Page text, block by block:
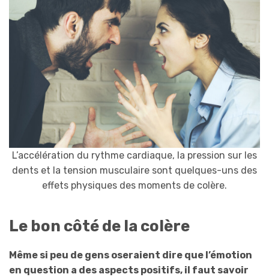
L’accélération du rythme cardiaque, la pression sur les
dents et la tension musculaire sont quelques-uns des
effets physiques des moments de colère.
Le bon côté de la colère
Même si peu de gens oseraient dire que l’émotion
en question a des aspects positifs, il faut savoir